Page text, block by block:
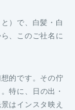
）で、白髪・白
、このご社名に
的です。その佇
。特に、日の出・
はインスタ映え